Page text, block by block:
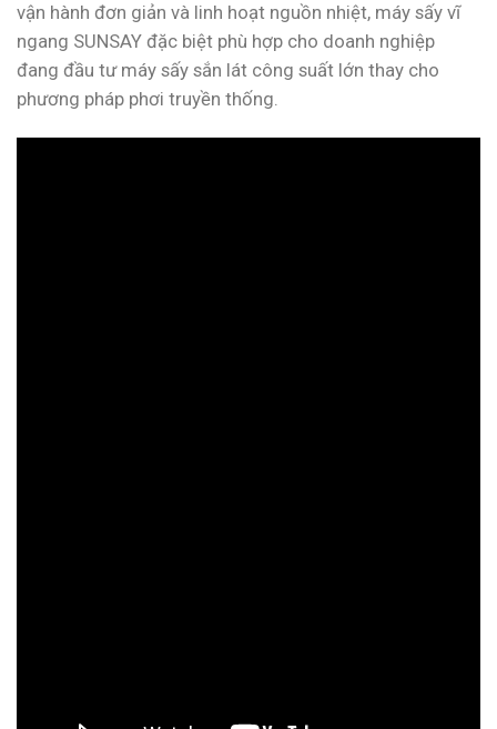
vận hành đơn giản và linh hoạt nguồn nhiệt, máy sấy vĩ
ngang SUNSAY đặc biệt phù hợp cho doanh nghiệp
đang đầu tư máy sấy sắn lát công suất lớn thay cho
phương pháp phơi truyền thống.